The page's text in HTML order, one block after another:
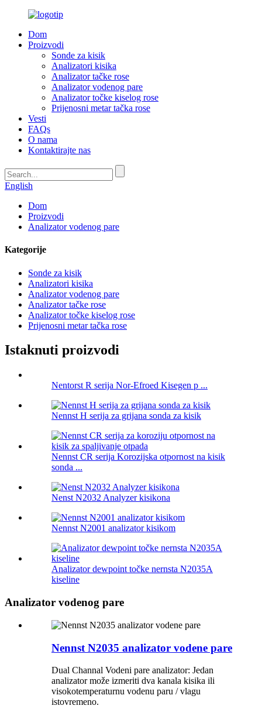
Dom
Proizvodi
Sonde za kisik
Analizatori kisika
Analizator tačke rose
Analizator vodenog pare
Analizator točke kiselog rose
Prijenosni metar tačka rose
Vesti
FAQs
O nama
Kontaktirajte nas
English
Dom
Proizvodi
Analizator vodenog pare
Kategorije
Sonde za kisik
Analizatori kisika
Analizator vodenog pare
Analizator tačke rose
Analizator točke kiselog rose
Prijenosni metar tačka rose
Istaknuti proizvodi
Nentorst R serija Nor-Efroed Kisegen p ...
Nennst H serija za grijana sonda za kisik
Nennst CR serija Korozijska otpornost na kisik
sonda ...
Nenst N2032 Analyzer kisikona
Nennst N2001 analizator kisikom
Analizator dewpoint točke nernsta N2035A
kiseline
Analizator vodenog pare
Nennst N2035 analizator vodene pare
Dual Channal Vodeni pare analizator: Jedan
analizator može izmeriti dva kanala kisika ili
visokotemperaturnu vodenu paru / vlagu
istovremeno.